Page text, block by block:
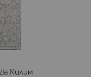
Килим